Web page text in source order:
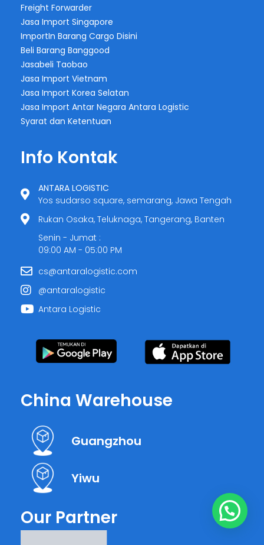
Freight Forwarder
Jasa Import Singapore
ImportIn Barang Cargo Disini
Beli Barang Banggood
Jasabeli Taobao
Jasa Import Vietnam
Jasa Import Korea Selatan
Jasa Import Antar Negara Antara Logistic
Syarat dan Ketentuan
Info Kontak
ANTARA LOGISTIC
Yos sudarso square, semarang, Jawa Tengah
Rukan Osaka, Teluknaga, Tangerang, Banten
Senin - Jumat :
09:00 AM - 05:00 PM
cs@antaralogistic.com
@antaralogistic
Antara Logistic
China Warehouse
Guangzhou
Yiwu
Our Partner